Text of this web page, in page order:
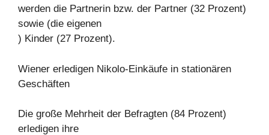
werden die Partnerin bzw. der Partner (32 Prozent)
sowie (die eigenen
) Kinder (27 Prozent).
Wiener erledigen Nikolo-Einkäufe in stationären
Geschäften
Die große Mehrheit der Befragten (84 Prozent)
erledigen ihre